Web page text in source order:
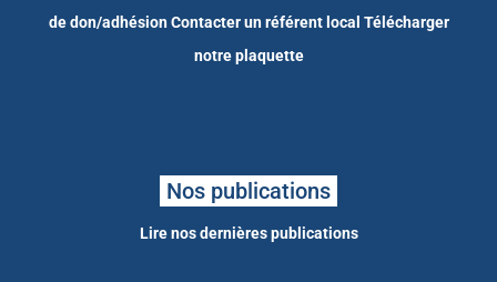
de don/adhésion Contacter un référent local Télécharger
notre plaquette
Nos publications
Lire nos dernières publications